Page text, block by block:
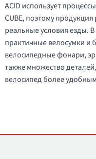
ACID использует
CUBE, поэтому
реальные условия езды.
практичные велосумки
велосипедные фонари,
также множество
велосипед более